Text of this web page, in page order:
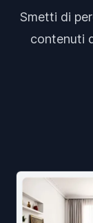
Smetti di
contenuti